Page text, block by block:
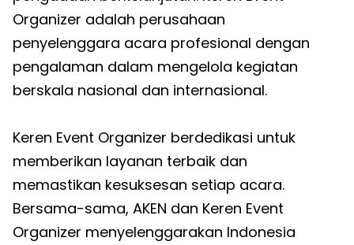
Organizer adalah perusahaan
penyelenggara acara profesional dengan
pengalaman dalam mengelola kegiatan
berskala nasional dan internasional.
Keren Event Organizer berdedikasi untuk
memberikan layanan terbaik dan
memastikan kesuksesan setiap acara.
Bersama-sama, AKEN dan Keren Event
Organizer menyelenggarakan Indonesia